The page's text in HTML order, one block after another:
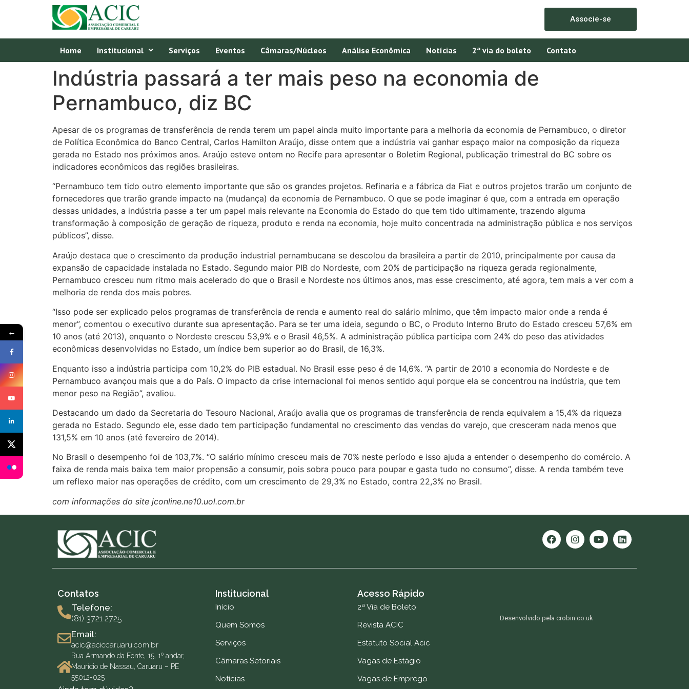
Associe-se
Home Institucional Serviços Eventos Câmaras/Núcleos Análise Econômica Notícias 2ª via do boleto Contato
Indústria passará a ter mais peso na economia de
Pernambuco, diz BC
Apesar de os programas de transferência de renda terem um papel ainda muito importante para a melhoria da economia de Pernambuco, o diretor
de Política Econômica do Banco Central, Carlos Hamilton Araújo, disse ontem que a indústria vai ganhar espaço maior na composição da riqueza
gerada no Estado nos próximos anos. Araújo esteve ontem no Recife para apresentar o Boletim Regional, publicação trimestral do BC sobre os
indicadores econômicos das regiões brasileiras.
“Pernambuco tem tido outro elemento importante que são os grandes projetos. Refinaria e a fábrica da Fiat e outros projetos trarão um conjunto de
fornecedores que trarão grande impacto na (mudança) da economia de Pernambuco. O que se pode imaginar é que, com a entrada em operação
dessas unidades, a indústria passe a ter um papel mais relevante na Economia do Estado do que tem tido ultimamente, trazendo alguma
transformação à composição de geração de riqueza, produto e renda na economia, hoje muito concentrada na administração pública e nos serviços
públicos”, disse.
Araújo destaca que o crescimento da produção industrial pernambucana se descolou da brasileira a partir de 2010, principalmente por causa da
expansão de capacidade instalada no Estado. Segundo maior PIB do Nordeste, com 20% de participação na riqueza gerada regionalmente,
Pernambuco cresceu num ritmo mais acelerado do que o Brasil e Nordeste nos últimos anos, mas esse crescimento, até agora, tem mais a ver com a
melhoria de renda dos mais pobres.
“Isso pode ser explicado pelos programas de transferência de renda e aumento real do salário mínimo, que têm impacto maior onde a renda é
menor”, comentou o executivo durante sua apresentação. Para se ter uma ideia, segundo o BC, o Produto Interno Bruto do Estado cresceu 57,6% em
10 anos (até 2013), enquanto o Nordeste cresceu 53,9% e o Brasil 46,5%. A administração pública participa com 24% do peso das atividades
econômicas desenvolvidas no Estado, um índice bem superior ao do Brasil, de 16,3%.
Enquanto isso a indústria participa com 10,2% do PIB estadual. No Brasil esse peso é de 14,6%. “A partir de 2010 a economia do Nordeste e de
Pernambuco avançou mais que a do País. O impacto da crise internacional foi menos sentido aqui porque ela se concentrou na indústria, que tem
menor peso na Região”, avaliou.
Destacando um dado da Secretaria do Tesouro Nacional, Araújo avalia que os programas de transferência de renda equivalem a 15,4% da riqueza
gerada no Estado. Segundo ele, esse dado tem participação fundamental no crescimento das vendas do varejo, que cresceram nada menos que
131,5% em 10 anos (até fevereiro de 2014).
No Brasil o desempenho foi de 103,7%. “O salário mínimo cresceu mais de 70% neste período e isso ajuda a entender o desempenho do comércio. A
faixa de renda mais baixa tem maior propensão a consumir, pois sobra pouco para poupar e gasta tudo no consumo”, disse. A renda também teve
um reflexo maior nas operações de crédito, com um crescimento de 29,3% no Estado, contra 22,3% no Brasil.
com informações do site jconline.ne10.uol.com.br
Contatos
Telefone:
(81) 3721 2725
Email:
acic@aciccaruaru.com.br
Rua Armando da Fonte, 15, 1º andar,
Maurício de Nassau, Caruaru – PE
55012-025
Institucional
Início
Quem Somos
Serviços
Câmaras Setoriais
Notícias
Acesso Rápido
2ª Via de Boleto
Revista ACIC
Estatuto Social Acic
Vagas de Estágio
Vagas de Emprego
Desenvolvido pela crobin.co.uk
←